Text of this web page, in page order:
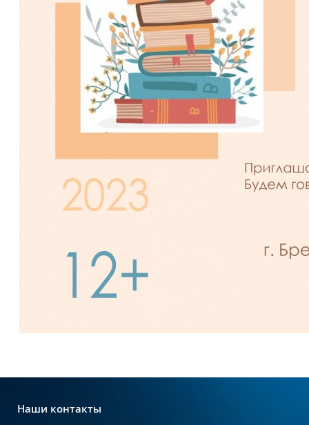
Наши контакты